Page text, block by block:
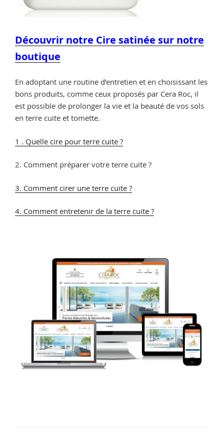
Découvrir notre Cire satinée sur notre
boutique
En adoptant une routine d’entretien et en choisissant les
bons produits, comme ceux proposés par Cera Roc, il
est possible de prolonger la vie et la beauté de vos sols
en terre cuite et tomette.
1 . Quelle cire pour terre cuite ?
2. Comment préparer votre terre cuite ?
3. Comment cirer une terre cuite ?
4. Comment entretenir de la terre cuite ?